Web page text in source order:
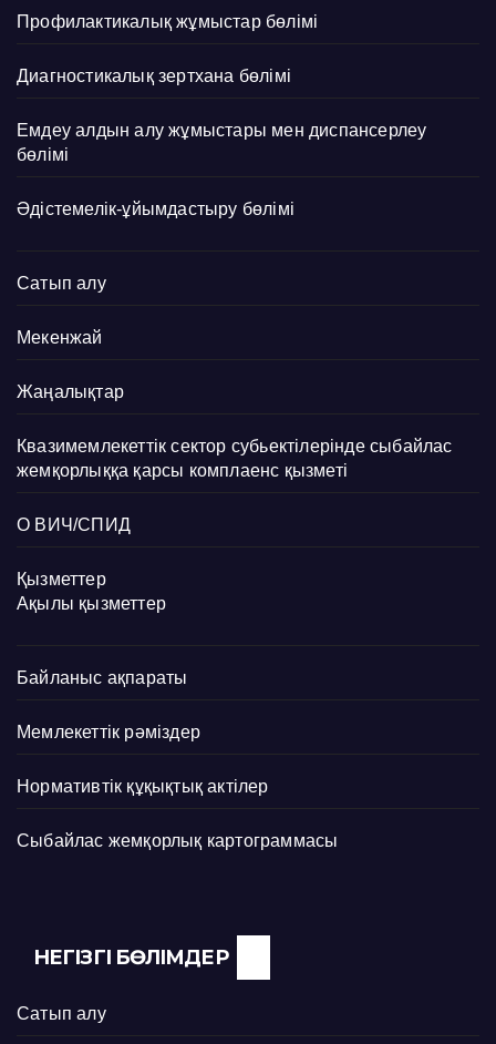
Профилактикалық жұмыстар бөлімі
Диагностикалық зертхана бөлімі
Емдеу алдын алу жұмыстары мен диспансерлеу
бөлімі
Әдістемелік-ұйымдастыру бөлімі
Сатып алу
Мекенжай
Жаңалықтар
Квазимемлекеттік сектор субьектілерінде сыбайлас
жемқорлыққа қарсы комплаенс қызметі
О ВИЧ/СПИД
Қызметтер
Ақылы қызметтер
Байланыс ақпараты
Мемлекеттік рәміздер
Нормативтік құқықтық актілер
Сыбайлас жемқорлық картограммасы
НЕГІЗГІ БӨЛІМДЕР
Сатып алу